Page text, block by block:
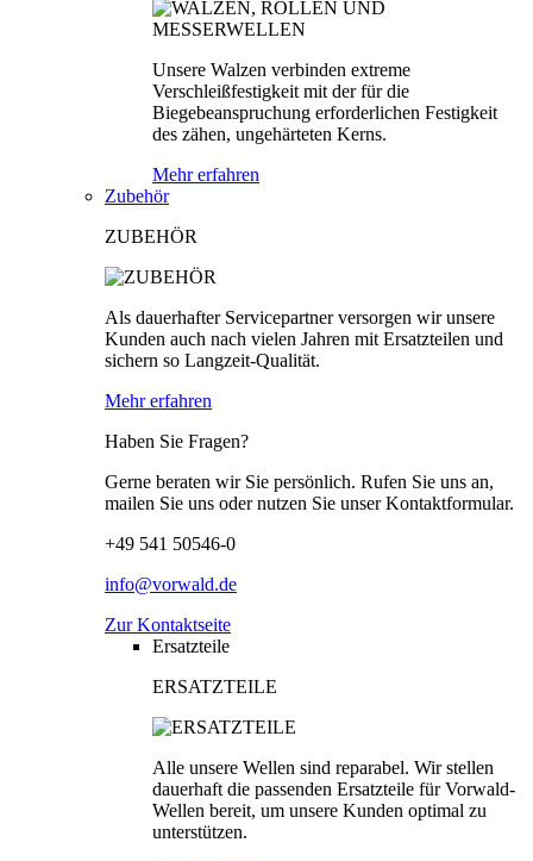
Unsere Walzen verbinden extreme
Verschleißfestigkeit mit der für die
Biegebeanspruchung erforderlichen Festigkeit
des zähen, ungehärteten Kerns.
Mehr erfahren
Zubehör
ZUBEHÖR
Als dauerhafter Servicepartner versorgen wir unsere
Kunden auch nach vielen Jahren mit Ersatzteilen und
sichern so Langzeit-Qualität.
Mehr erfahren
Haben Sie Fragen?
Gerne beraten wir Sie persönlich. Rufen Sie uns an,
mailen Sie uns oder nutzen Sie unser Kontaktformular.
+49 541 50546-0
info@vorwald.de
Zur Kontaktseite
Ersatzteile
ERSATZTEILE
Alle unsere Wellen sind reparabel. Wir stellen
dauerhaft die passenden Ersatzteile für Vorwald-
Wellen bereit, um unsere Kunden optimal zu
unterstützen.